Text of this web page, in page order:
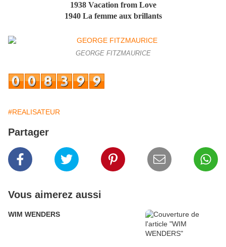
1938 Vacation from Love
1940 La femme aux brillants
GEORGE FITZMAURICE
#REALISATEUR
Partager
Vous aimerez aussi
WIM WENDERS